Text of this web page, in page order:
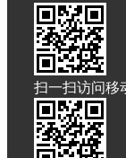
扫一扫访问移